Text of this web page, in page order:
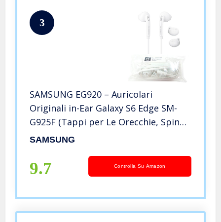
3
SAMSUNG EG920 – Auricolari
Originali in-Ear Galaxy S6 Edge SM-
G925F (Tappi per Le Orecchie, Spina
da 3,5 mm, Suono Stereo), Bianco
SAMSUNG
9.7 Controlla Su Amazon